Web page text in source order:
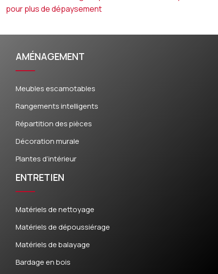
pour plus de dépaysement
AMÉNAGEMENT
Meubles escamotables
Rangements intelligents
Répartition des pièces
Décoration murale
Plantes d’intérieur
ENTRETIEN
Matériels de nettoyage
Matériels de dépoussiérage
Matériels de balayage
Bardage en bois